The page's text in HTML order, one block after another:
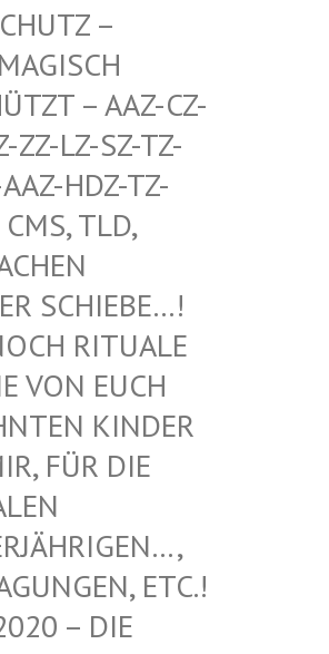
– W
GE
– AAZ-CZ-DZ
LZ-SZ-TZ-VZ
HDZ-TZ-AA
TLD, FR
ST
GI
RITUALE FÜ
EUCH ER
KINDER VO
DIE IL
MI
EI
ETC.! 12
– DIE RE